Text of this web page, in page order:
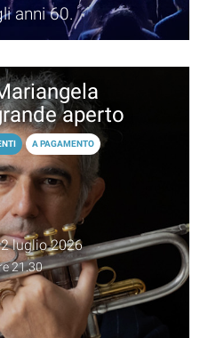
anni 60.
aperto
A PAGAMENTO
luglio 2026
21.30